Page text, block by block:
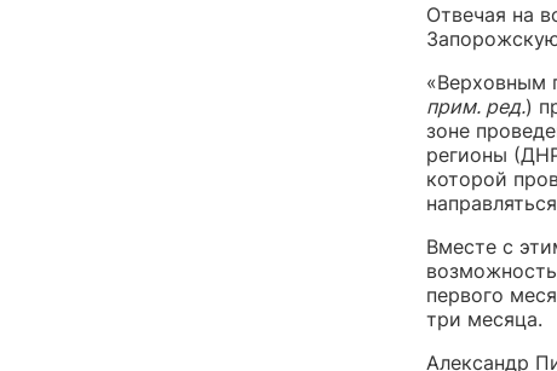
Отвечая на
«Верховным
прим. ред.)
зоне
регионы
которой
Вместе с
первого
три месяца.
Александр